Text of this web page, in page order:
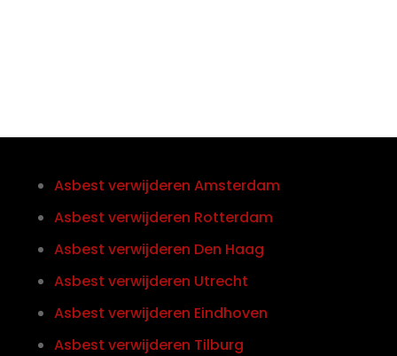
Asbest verwijderen Amsterdam
Asbest verwijderen Rotterdam
Asbest verwijderen Den Haag
Asbest verwijderen Utrecht
Asbest verwijderen Eindhoven
Asbest verwijderen Tilburg